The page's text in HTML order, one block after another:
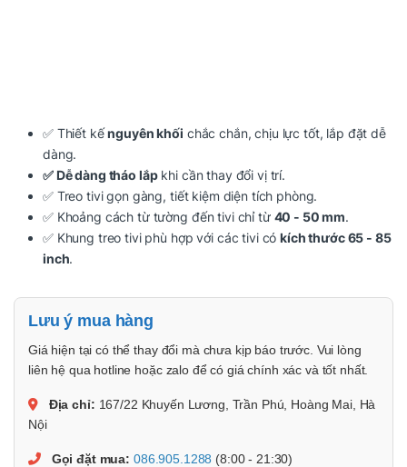
✅ Thiết kếnguyên khối chắc chắn, chịu lực tốt, lắp đặt dễ
dàng.
✅ Dễ dàng tháo lắpkhi cần thay đổi vị trí.
✅ Treo tivi gọn gàng, tiết kiệm diện tích phòng.
✅ Khoảng cách từ tường đến tivi chỉ từ 40 - 50 mm.
✅ Khung treo tivi phù hợp với các tivi cókích thước 65 - 85
inch.
Lưu ý mua hàng
Giá hiện tại có thể thay đổi mà chưa kịp báo trước. Vui lòng
liên hệ qua hotline hoặc zalo để có giá chính xác và tốt nhất.
Địa chỉ: 167/22 Khuyến Lương, Trần Phú, Hoàng Mai, Hà
Nội
Gọi đặt mua: 086.905.1288 (8:00 - 21:30)